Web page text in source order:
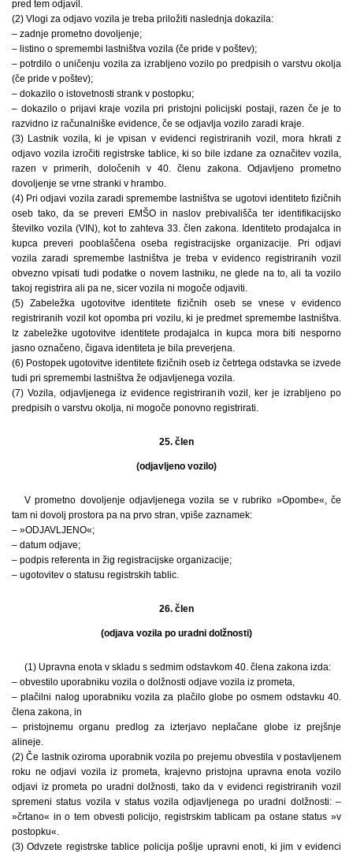
pred tem odjavil.
(2) Vlogi za odjavo vozila je treba priložiti naslednja dokazila:
– zadnje prometno dovoljenje;
– listino o spremembi lastništva vozila (če pride v poštev);
– potrdilo o uničenju vozila za izrabljeno vozilo po predpisih o varstvu okolja
(če pride v poštev);
– dokazilo o istovetnosti strank v postopku;
– dokazilo o prijavi kraje vozila pri pristojni policijski postaji, razen če je to
razvidno iz računalniške evidence, če se odjavlja vozilo zaradi kraje.
(3) Lastnik vozila, ki je vpisan v evidenci registriranih vozil, mora hkrati z
odjavo vozila izročiti registrske tablice, ki so bile izdane za označitev vozila,
razen v primerih, določenih v 40. členu zakona. Odjavljeno prometno
dovoljenje se vrne stranki v hrambo.
(4) Pri odjavi vozila zaradi spremembe lastništva se ugotovi identiteto fizičnih
oseb tako, da se preveri EMŠO in naslov prebivališča ter identifikacijsko
številko vozila (VIN), kot to zahteva 33. člen zakona. Identiteto prodajalca in
kupca preveri pooblaščena oseba registracijske organizacije. Pri odjavi
vozila zaradi spremembe lastništva je treba v evidenco registriranih vozil
obvezno vpisati tudi podatke o novem lastniku, ne glede na to, ali ta vozilo
takoj registrira ali pa ne, sicer vozila ni mogoče odjaviti.
(5) Zabeležka ugotovitve identitete fizičnih oseb se vnese v evidenco
registriranih vozil kot opomba pri vozilu, ki je predmet spremembe lastništva.
Iz zabeležke ugotovitve identitete prodajalca in kupca mora biti nesporno
jasno označeno, čigava identiteta je bila preverjena.
(6) Postopek ugotovitve identitete fizičnih oseb iz četrtega odstavka se izvede
tudi pri spremembi lastništva že odjavljenega vozila.
(7) Vozila, odjavljenega iz evidence registriranih vozil, ker je izrabljeno po
predpisih o varstvu okolja, ni mogoče ponovno registrirati.
25. člen
(odjavljeno vozilo)
V prometno dovoljenje odjavljenega vozila se v rubriko »Opombe«, če
tam ni dovolj prostora pa na prvo stran, vpiše zaznamek:
– »ODJAVLJENO«;
– datum odjave;
– podpis referenta in žig registracijske organizacije;
– ugotovitev o statusu registrskih tablic.
26. člen
(odjava vozila po uradni dolžnosti)
(1) Upravna enota v skladu s sedmim odstavkom 40. člena zakona izda:
– obvestilo uporabniku vozila o dolžnosti odjave vozila iz prometa,
– plačilni nalog uporabniku vozila za plačilo globe po osmem odstavku 40.
člena zakona, in
– pristojnemu organu predlog za izterjavo neplačane globe iz prejšnje
alineje.
(2) Če lastnik oziroma uporabnik vozila po prejemu obvestila v postavljenem
roku ne odjavi vozila iz prometa, krajevno pristojna upravna enota vozilo
odjavi iz prometa po uradni dolžnosti, tako da v evidenci registriranih vozil
spremeni status vozila v status vozila odjavljenega po uradni dolžnosti: –
»črtano« in o tem obvesti policijo, registrskim tablicam pa ostane status »v
postopku«.
(3) Odvzete registrske tablice policija pošlje upravni enoti, ki jim v evidenci